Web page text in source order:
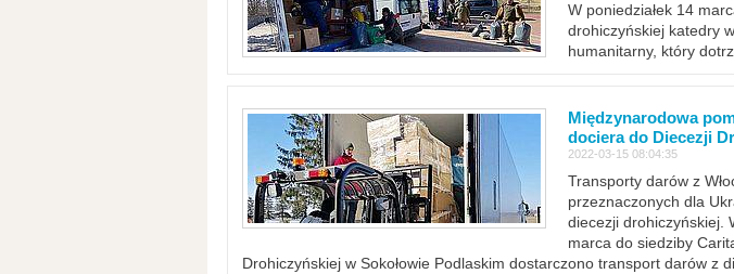
W poniedziałek 14
drohiczyńskiej katedry
humanitarny, który
Międzynarodowa
dociera do Diecezji
2022-03-15 08:04:35
Transporty darów z
przeznaczonych dla
diecezji drohiczyńskiej.
marca do siedziby
Drohiczyńskiej w Sokołowie Podlaskim dostarczono transport darów z